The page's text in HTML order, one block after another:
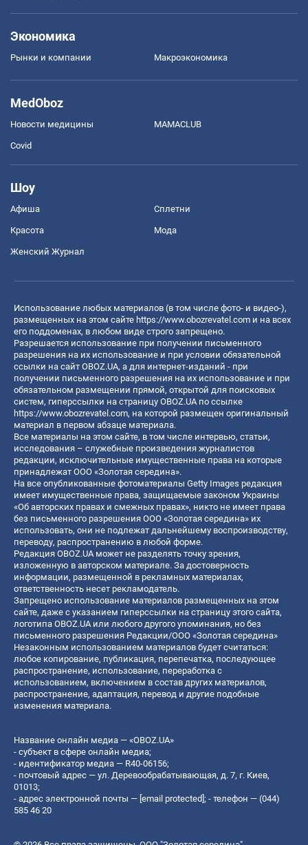
Экономика
Рынки и компании Mакроэкономика
MedOboz
Новости медицины MAMACLUB
Covid
Шоу
Афиша Сплетни
Красота Мода
Женский Журнал
Использование любых материалов (в том числе фото- и видео-),
размещенных на этом сайте https://www.obozrevatel.com и на всех
его поддоменах, в любом виде строго запрещено.
Разрешается использование при получении письменного
разрешения на их использование и при условии обязательной
ссылки на сайт OBOZ.UA, а для интернет-изданий - при
получении письменного разрешения на их использование и при
обязательном размещении прямой, открытой для поисковых
систем, гиперссылки на страницу OBOZ.UA по ссылке
https://www.obozrevatel.com, на которой размещен оригинальный
материал в первом абзаце материала.
Все материалы на этом сайте, в том числе интервью, статьи,
исследования – служебные произведения журналистов
редакции, исключительные имущественные права на которые
принадлежат ООО «Золотая середина».
На все опубликованные фотоматериалы Getty Images редакция
имеет имущественные права, защищаемые законом Украины
«Об авторских правах и смежных правах», никто не имеет права
без письменного разрешения ООО «Золотая середина» их
использовать, они не подлежат дальнейшему воспроизводству,
переводу, распространению в любой форме.
Редакция OBOZ.UA может не разделять точку зрения,
изложенную в авторском материале. За достоверность
информации, размещенной в рекламных материалах,
ответственность несет рекламодатель.
Запрещено использование материалов размещенных на этом
сайте, даже с указанием гиперссылки на страницу этого сайта,
логотипа OBOZ.UA или любого другого упоминания, но без
письменного разрешения Редакции/ООО «Золотая середина»
Незаконным использованием материалов будет считаться:
любое копирование, публикация, перепечатка, последующее
распространение, использование, переработка с
использованием, включением в состав других материалов,
распространение, адаптация, перевод и другие подобные
изменения материала.
Название онлайн медиа — «OBOZ.UA»
- субъект в сфере онлайн медиа;
- идентификатор медиа — R40-06156;
- почтовый адрес — ул. Деревообрабатывающая, д. 7, г. Киев,
01013;
- адрес электронной почты — [email protected]; - телефон — (044)
585 46 20